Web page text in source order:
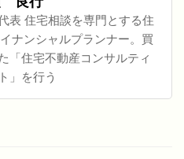
表 住宅相談を専門とする住
ナンシャルプランナー。買
「住宅不動産コンサルティ
」を行う